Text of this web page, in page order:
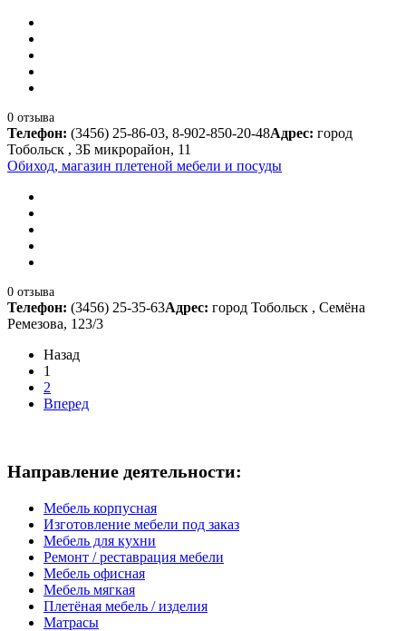
0 отзыва
Телефон: (3456) 25-86-03, 8-902-850-20-48Адрес: город
Тобольск , 3Б микрорайон, 11
Обиход, магазин плетеной мебели и посуды
0 отзыва
Телефон: (3456) 25-35-63Адрес: город Тобольск , Семёна
Ремезова, 123/3
Назад
1
2
Вперед
Направление деятельности:
Мебель корпусная
Изготовление мебели под заказ
Мебель для кухни
Ремонт / реставрация мебели
Мебель офисная
Мебель мягкая
Плетёная мебель / изделия
Матрасы